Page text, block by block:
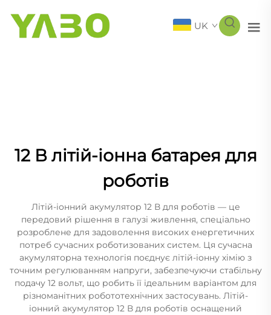
UK
12 В літій-іонна батарея для
роботів
Літій-іонний акумулятор 12 В для роботів — це
передовий рішення в галузі живлення, спеціально
розроблене для задоволення високих енергетичних
потреб сучасних роботизованих систем. Ця сучасна
акумуляторна технологія поєднує літій-іонну хімію з
точним регулюванням напруги, забезпечуючи стабільну
подачу 12 вольт, що робить її ідеальним варіантом для
різноманітних робототехнічних застосувань. Літій-
іонний акумулятор 12 В для роботів оснащений